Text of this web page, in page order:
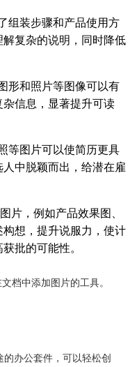
组装步骤和产品使用方
复杂的说明，同时降低
形和照片等图像可以有
信息，显著提升可读
等图片可以使简历更具
中脱颖而出，给潜在雇
片，例如产品效果图、
想，提升说服力，使计
批的可能性。
档中添加图片的工具。
的办公套件，可以轻松创